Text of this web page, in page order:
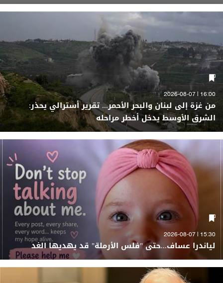
16:00 | 2026-08-07
من غزة إلى لبنان والبحر الأحمر... تقرير أسترالي يحذر:
الشرق الأوسط يدخل أخطر مراحله
15:30 | 2026-08-07
لياندرا عساف...حتى "فلس الأرملة" قد يهديها الغد